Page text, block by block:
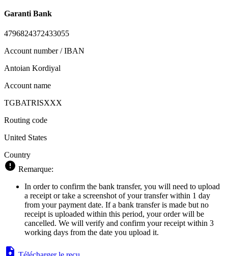
Garanti Bank
4796824372433055
Account number / IBAN
Antoian Kordiyal
Account name
TGBATRISXXX
Routing code
United States
Country
Remarque:
In order to confirm the bank transfer, you will need to upload
a receipt or take a screenshot of your transfer within 1 day
from your payment date. If a bank transfer is made but no
receipt is uploaded within this period, your order will be
cancelled. We will verify and confirm your receipt within 3
working days from the date you upload it.